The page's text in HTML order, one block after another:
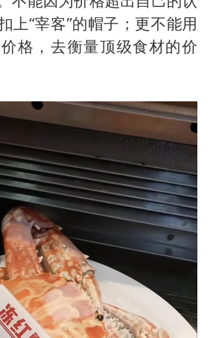
上“宰客”的帽子；更不能用
格，去衡量顶级食材的价